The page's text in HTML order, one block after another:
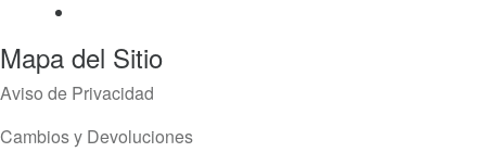
Mapa del Sitio
Aviso de Privacidad
Cambios y Devoluciones